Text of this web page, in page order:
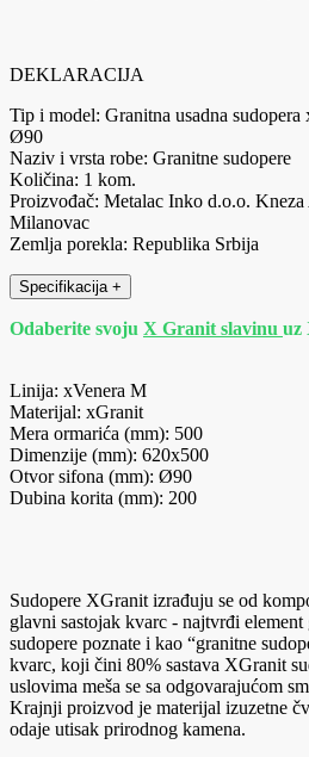
DEKLARACIJA
Tip i model: Granitna usadna
Ø90
Naziv i vrsta robe: Granitne sudopere
Količina: 1 kom.
Proizvođač: Metalac Inko d.o.o.
Milanovac
Zemlja porekla: Republika Srbija
Specifikacija +
Odaberite svoju X Granit slavinu uz
Linija: xVenera M
Materijal: xGranit
Mera ormarića (mm): 500
Dimenzije (mm): 620x500
Otvor sifona (mm): Ø90
Dubina korita (mm): 200
Sudopere XGranit izrađuju se od
glavni sastojak kvarc - najtvrđi element
sudopere poznate i kao “granitne
kvarc, koji čini 80% sastava XGranit
uslovima meša se sa odgovarajućom
Krajnji proizvod je materijal izuzetne
odaje utisak prirodnog kamena.